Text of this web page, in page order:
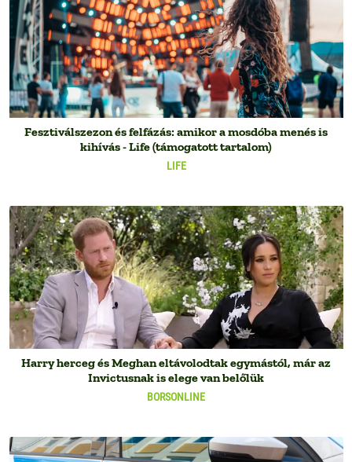
LIFE
Fesztiválszezon és felfázás: amikor a mosdóba menés is
kihívás - Life (támogatott tartalom)
BORSONLINE
Harry herceg és Meghan eltávolodtak egymástól, már az
Invictusnak is elege van belőlük